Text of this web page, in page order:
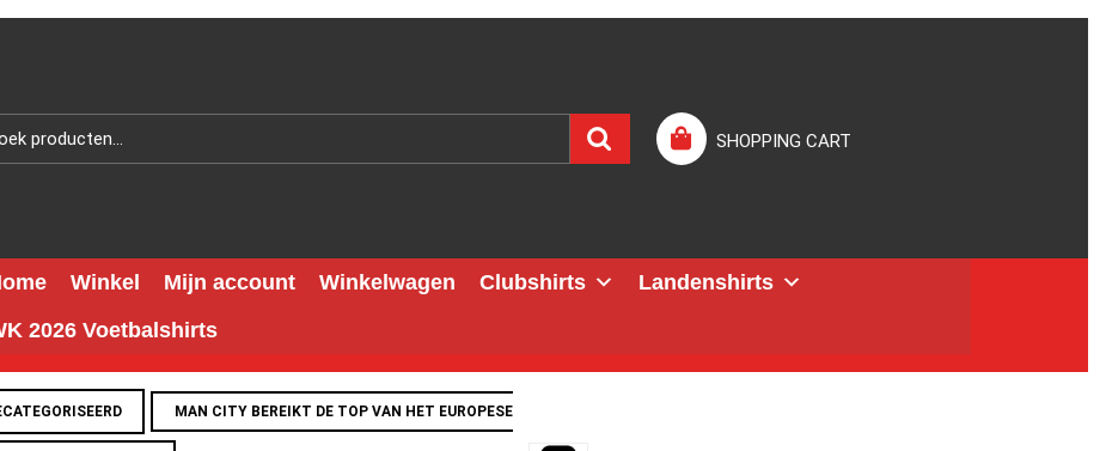
SHOPPING CART
Winkel Mijn account Winkelwagen Clubshirts
Landenshirts
2026 Voetbalshirts
MAN CITY BEREIKT DE TOP VAN HET EUROPESE